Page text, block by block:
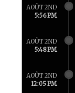
AOÛT 2ND
5:56 PM
AOÛT 2ND
5:48 PM
AOÛT 2ND
12:05 PM